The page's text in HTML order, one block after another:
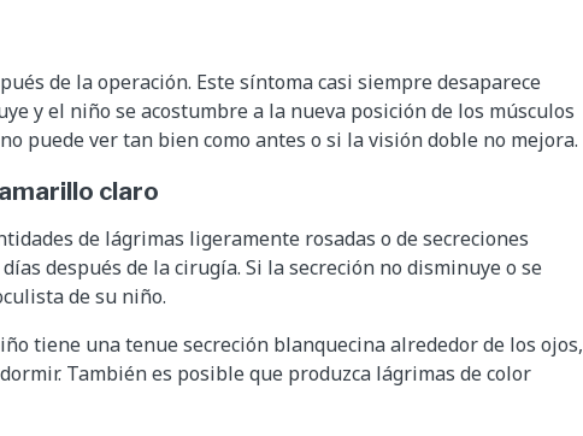
de la operación. Este síntoma casi siempre desaparece
y el niño se acostumbre a la nueva posición de los músculos
puede ver tan bien como antes o si la visión doble no mejora.
claro
de lágrimas ligeramente rosadas o de secreciones
después de la cirugía. Si la secreción no disminuye o se
de su niño.
tiene una tenue secreción blanquecina alrededor de los ojos,
También es posible que produzca lágrimas de color